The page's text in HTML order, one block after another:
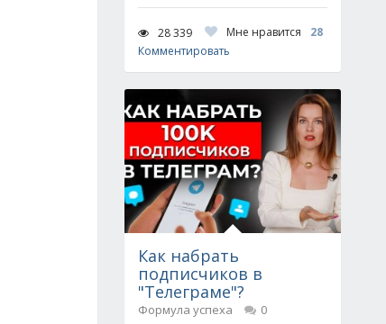
28 339 Мне нравится
28
Комментировать
Как набрать
подписчиков в
"Телеграме"?
Формула успеха
0